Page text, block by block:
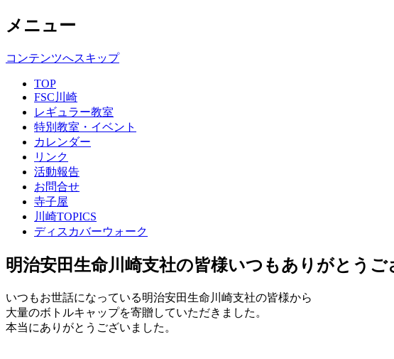
メニュー
コンテンツへスキップ
TOP
FSC川崎
レギュラー教室
特別教室・イベント
カレンダー
リンク
活動報告
お問合せ
寺子屋
川崎TOPICS
ディスカバーウォーク
明治安田生命川崎支社の皆様いつもありがとう
いつもお世話になっている明治安田生命川崎支社の皆様から
大量のボトルキャップを寄贈していただきました。
本当にありがとうございました。